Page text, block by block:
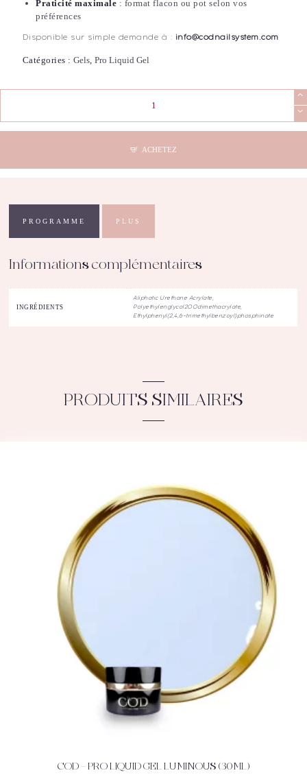
Praticité maximale : format flacon ou pot selon vos
préférences
Disponible sur simple demande à : info@codnailsystem.com
Catégories : Gels, Pro Liquid Gel
COD
ACHETEZ
PROGRAMME PLUS
Informations complémentaires
INGRÉDIENTS
Aliphatic Urethane Acrylate,
Polyethylenglycol200dimethacrylate,
Ethylphenyl(2,4,6-trimethylbenzoyl)phosphinate
PRODUITS SIMILAIRES
ACHETEZ DÉTAILS
COD – PRO LIQUID GEL LUMINOUS (30ML)